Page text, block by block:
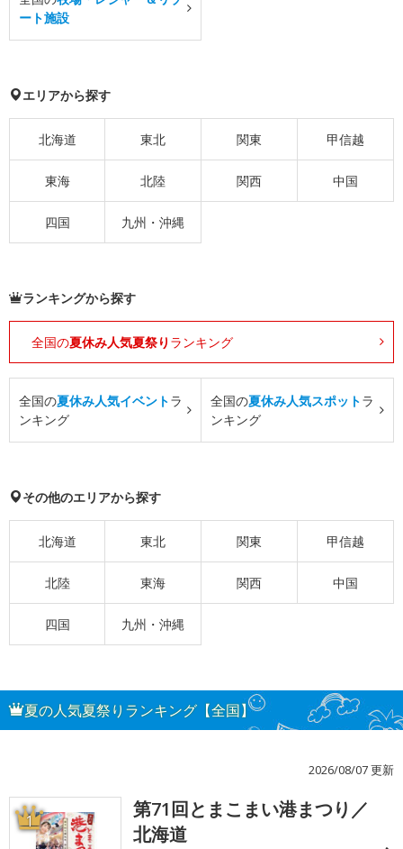
ート施設
エリアから探す
北海道 東北 関東 甲信越
東海 北陸 関西 中国
四国 九州・沖縄
ランキングから探す
全国の夏休み人気夏祭り ランキング
全国の夏休み人気イベントラ
ンキング
全国の夏休み人気スポットラ
ンキング
その他のエリアから探す
北海道 東北 関東 甲信越
北陸 東海 関西 中国
四国 九州・沖縄
夏の人気夏祭りランキング【全国】
2026/08/07 更新
1
第71回とまこまい港まつり／
北海道